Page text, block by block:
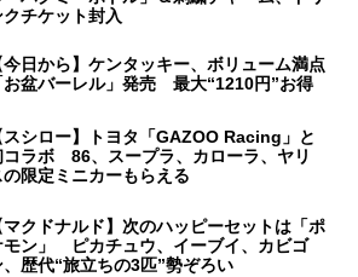
クチケット封入
今日から】ケンタッキー、ボリューム満点
お盆バーレル」発売 最大“1210円”お得
スシロー】トヨタ「GAZOO Racing」と
コラボ 86、スープラ、カローラ、ヤリ
の限定ミニカーもらえる
マクドナルド】次のハッピーセットは「ポ
モン」 ピカチュウ、イーブイ、カビゴ
、歴代“旅立ちの3匹”勢ぞろい